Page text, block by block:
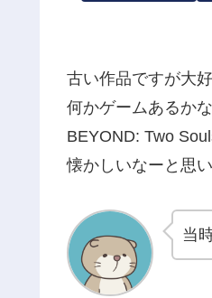
古い作品ですが大
何かゲームあるか
BEYOND: Two
懐かしいなーと思
当